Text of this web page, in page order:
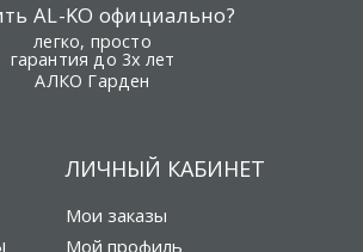
AL-KO официально?
легко, просто
гарантия до 3х лет
АЛКО Гарден
ЛИЧНЫЙ КАБИНЕТ
Мои заказы
Мой профиль